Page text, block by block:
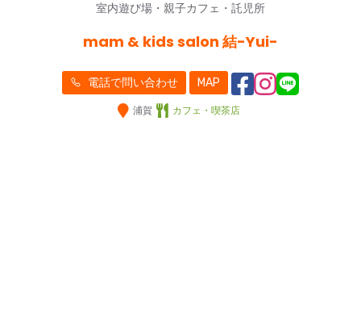
室内遊び場・親子カフェ・託児所
mam & kids salon 結-Yui-
電話で問い合わせ MAP
浦賀 カフェ・喫茶店